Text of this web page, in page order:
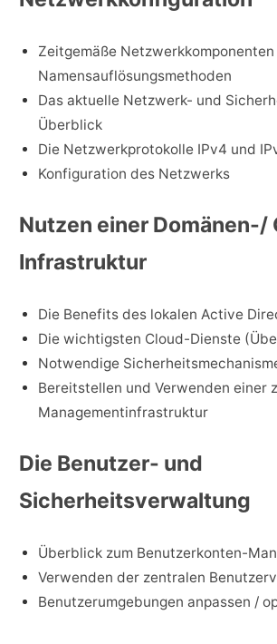
Zeitgemäße Netzwerkkomponenten
Namensauflösungsmethoden
Das aktuelle Netzwerk- und
Überblick
Die Netzwerkprotokolle IPv4 und
Konfiguration des Netzwerks
Nutzen einer Domänen-/
Infrastruktur
Die Benefits des lokalen Active
Die wichtigsten Cloud-Dienste
Notwendige
Bereitstellen und Verwenden einer
Managementinfrastruktur
Die Benutzer- und
Sicherheitsverwaltung
Überblick zum Benutzerkonten-
Verwenden der zentralen
Benutzerumgebungen anpassen /